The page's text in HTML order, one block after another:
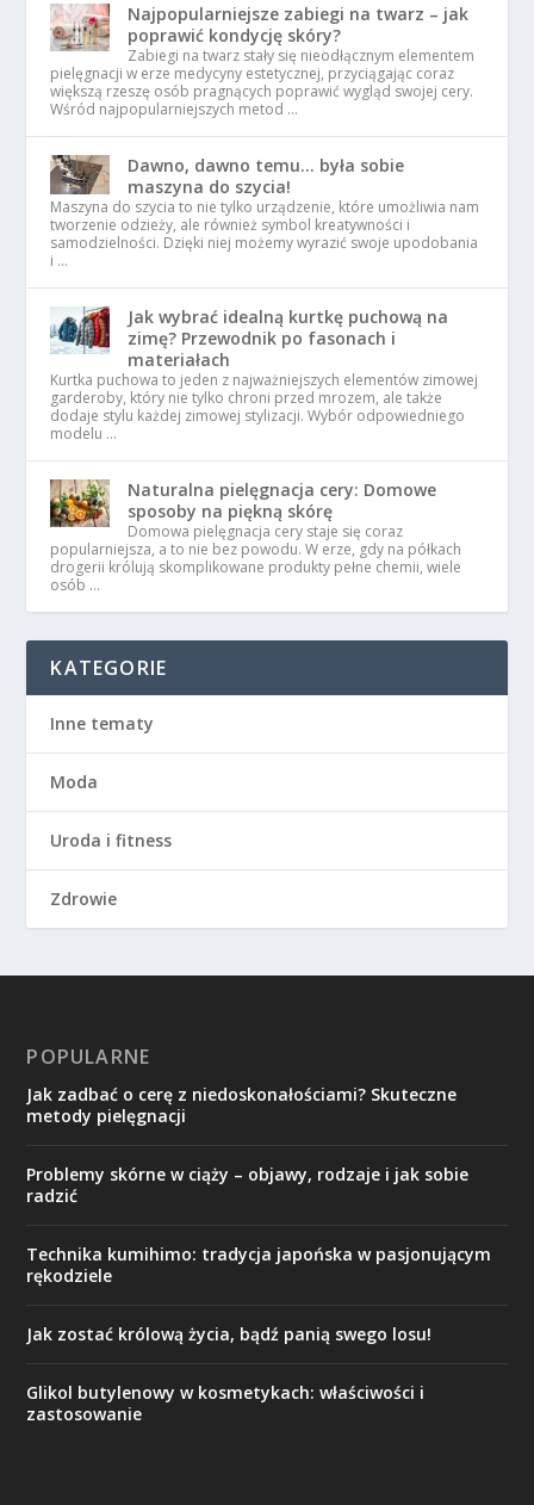
Najpopularniejsze zabiegi na twarz – jak
poprawić kondycję skóry?
Zabiegi na twarz stały się nieodłącznym elementem
pielęgnacji w erze medycyny estetycznej, przyciągając coraz
większą rzeszę osób pragnących poprawić wygląd swojej cery.
Wśród najpopularniejszych metod …
Dawno, dawno temu… była sobie
maszyna do szycia!
Maszyna do szycia to nie tylko urządzenie, które umożliwia nam
tworzenie odzieży, ale również symbol kreatywności i
samodzielności. Dzięki niej możemy wyrazić swoje upodobania
i …
Jak wybrać idealną kurtkę puchową na
zimę? Przewodnik po fasonach i
materiałach
Kurtka puchowa to jeden z najważniejszych elementów zimowej
garderoby, który nie tylko chroni przed mrozem, ale także
dodaje stylu każdej zimowej stylizacji. Wybór odpowiedniego
modelu …
Naturalna pielęgnacja cery: Domowe
sposoby na piękną skórę
Domowa pielęgnacja cery staje się coraz
popularniejsza, a to nie bez powodu. W erze, gdy na półkach
drogerii królują skomplikowane produkty pełne chemii, wiele
osób …
KATEGORIE
Inne tematy
Moda
Uroda i fitness
Zdrowie
POPULARNE
Jak zadbać o cerę z niedoskonałościami? Skuteczne
metody pielęgnacji
Problemy skórne w ciąży – objawy, rodzaje i jak sobie
radzić
Technika kumihimo: tradycja japońska w pasjonującym
rękodziele
Jak zostać królową życia, bądź panią swego losu!
Glikol butylenowy w kosmetykach: właściwości i
zastosowanie